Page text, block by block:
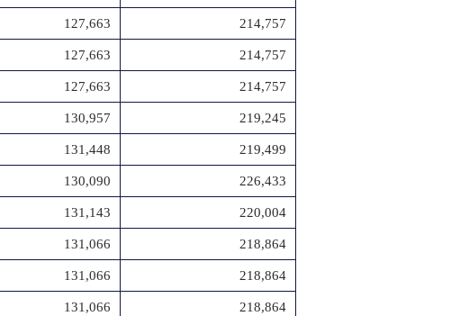
127,663 214,757
127,663 214,757
127,663 214,757
130,957 219,245
131,448 219,499
130,090 226,433
131,143 220,004
131,066 218,864
131,066 218,864
131,066 218,864